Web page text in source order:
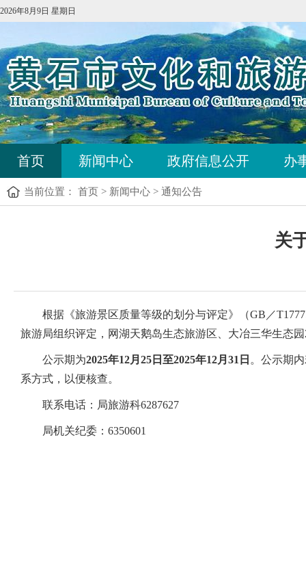
2026年8月9日 星期日
首页 新闻中心 政府信息公开 办
当前位置： 首页 > 新闻中心 > 通知公告
关
根据《旅游景区质量等级的划分与评定》（GB／
旅游局组织评定，网湖天鹅岛生态旅游区、大冶三华生态
公示期为2025年12月25日至2025年12月31日 。公示期
系方式，以便核查。
联系电话：局旅游科6287627
局机关纪委：6350601